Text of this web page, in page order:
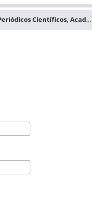
InPEC - Portal de Incubadora de Periódicos Científicos, Acadêmicos e Educacionais